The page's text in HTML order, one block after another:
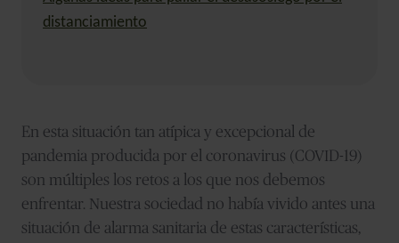
distanciamiento
En esta situación tan atípica y excepcional de
pandemia producida por el coronavirus (COVID-19)
son múltiples los retos a los que nos debemos
enfrentar. Nuestra sociedad no había vivido antes una
situación de alarma sanitaria de estas características,